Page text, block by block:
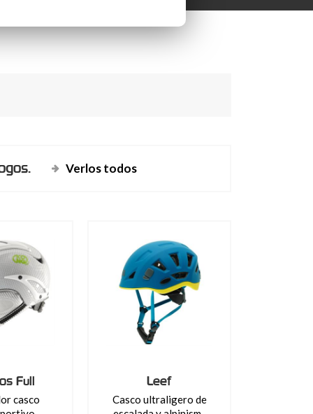
Verlos todos
Full
casco
Leef
Casco ultraligero de